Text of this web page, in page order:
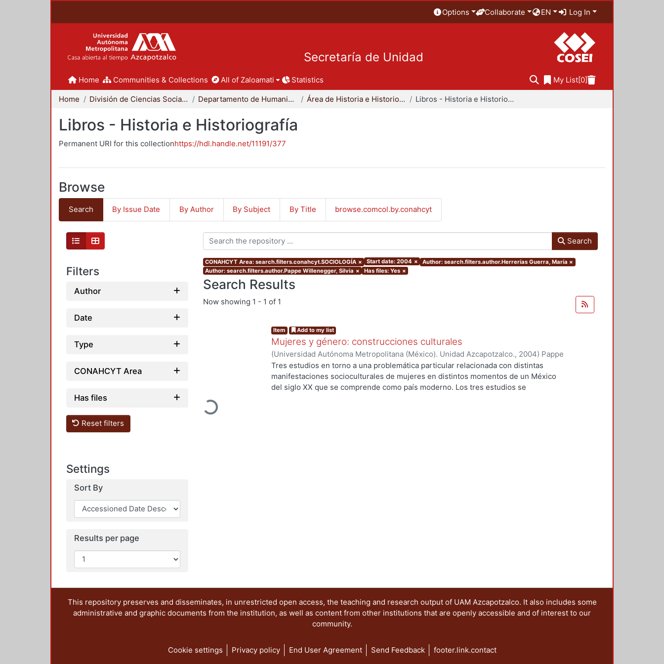
Options Collaborate EN Log In
Secretaría de Unidad
Home Communities & Collections All of Zaloamati Statistics My List[0]
Home División de Ciencias Sociales y Humanidades Departamento de Humanidades Área de Historia e Historiografía Libros - Historia e Historiografía
Libros - Historia e Historiografía
Permanent URI for this collectionhttps://hdl.handle.net/11191/377
Browse
Search By Issue Date By Author By Subject By Title browse.comcol.by.conahcyt
Filters
Author
Date
Type
CONAHCYT Area
Has files
Reset filters
Settings
Sort By
Results per page
Search
CONAHCYT Area: search.filters.conahcyt.SOCIOLOGÍA × Start date: 2004 × Author: search.filters.author.Herrerías Guerra, María ×
Author: search.filters.author.Pappe Willenegger, Silvia × Has files: Yes ×
Search Results
Now showing 1 - 1 of 1
Loading...
Item Add to my list
Mujeres y género: construcciones culturales
(Universidad Autónoma Metropolitana (México). Unidad Azcapotzalco., 2004) Pappe
Willenegger, Silvia;Torres Septién y Torres, Valentina;Herrerías Guerra, María
Tres estudios en torno a una problemática particular relacionada con distintas
manifestaciones socioculturales de mujeres en distintos momentos de un México
del siglo XX que se comprende como país moderno. Los tres estudios se
This repository preserves and disseminates, in unrestricted open access, the teaching and research output of UAM Azcapotzalco. It also includes some
administrative and graphic documents from the institution, as well as content from other institutions that are openly accessible and of interest to our
community.
Cookie settings Privacy policy End User Agreement Send Feedback footer.link.contact